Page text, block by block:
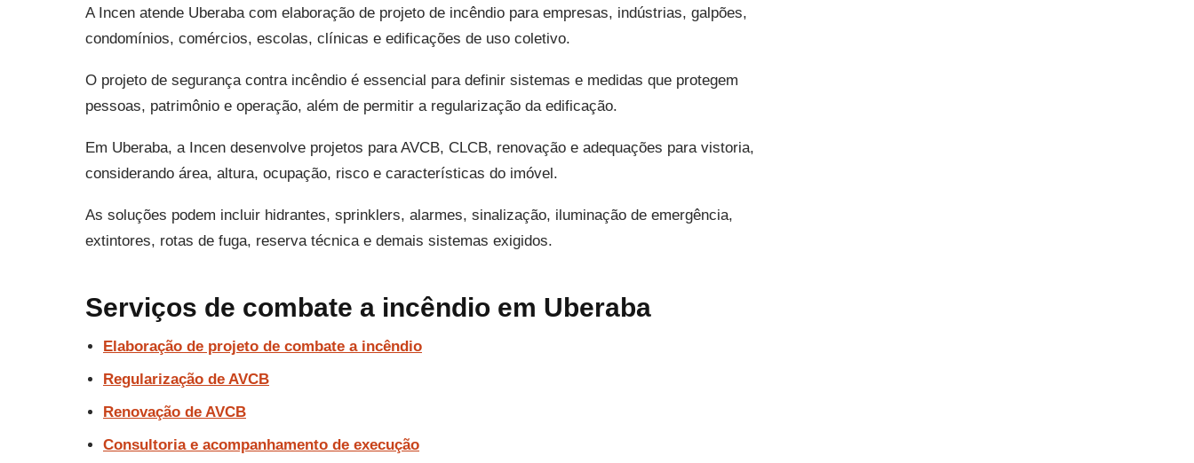
A Incen atende Uberaba com elaboração de projeto de incêndio para empresas, indústrias, galpões,
condomínios, comércios, escolas, clínicas e edificações de uso coletivo.
O projeto de segurança contra incêndio é essencial para definir sistemas e medidas que protegem
pessoas, patrimônio e operação, além de permitir a regularização da edificação.
Em Uberaba, a Incen desenvolve projetos para AVCB, CLCB, renovação e adequações para vistoria,
considerando área, altura, ocupação, risco e características do imóvel.
As soluções podem incluir hidrantes, sprinklers, alarmes, sinalização, iluminação de emergência,
extintores, rotas de fuga, reserva técnica e demais sistemas exigidos.
Serviços de combate a incêndio em Uberaba
Elaboração de projeto de combate a incêndio
Regularização de AVCB
Renovação de AVCB
Consultoria e acompanhamento de execução